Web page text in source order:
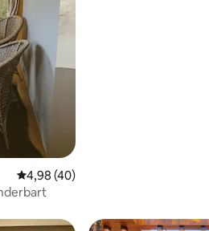
4,98 av 5 i genomsnittligt betyg,
4,98 (40)